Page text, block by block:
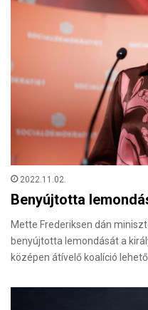
2022.11.02.
Benyújtotta
Mette Frederiksen dán
benyújtotta lemondását a
középen átívelő koalíció